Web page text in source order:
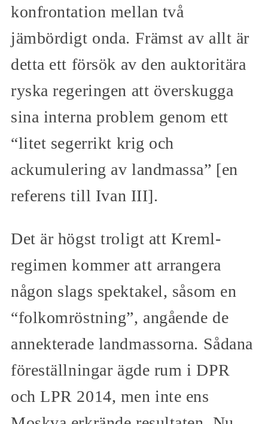
konfrontation mellan två
jämbördigt onda. Främst av allt är
detta ett försök av den auktoritära
ryska regeringen att överskugga
sina interna problem genom ett
“litet segerrikt krig och
ackumulering av landmassa” [en
referens till Ivan III].
Det är högst troligt att Kreml-
regimen kommer att arrangera
någon slags spektakel, såsom en
“folkomröstning”, angående de
annekterade landmassorna. Sådana
föreställningar ägde rum i DPR
och LPR 2014, men inte ens